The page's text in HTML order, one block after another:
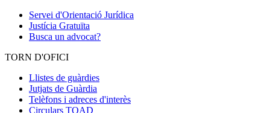
Servei d'Orientació Jurídica
Justícia Gratuïta
Busca un advocat?
TORN D'OFICI
Llistes de guàrdies
Jutjats de Guàrdia
Telèfons i adreces d'interès
Circulars TOAD